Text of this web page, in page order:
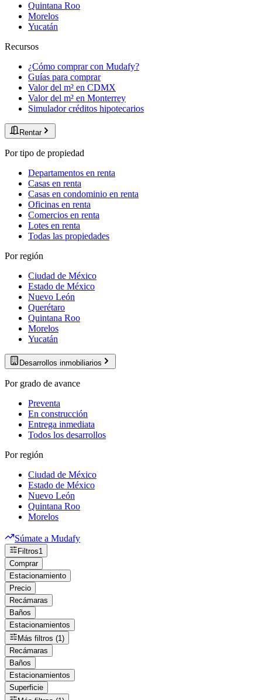
Quintana Roo
Morelos
Yucatán
Recursos
¿Cómo comprar con Mudafy?
Guías para comprar
Valor del m² en CDMX
Valor del m² en Monterrey
Simulador créditos hipotecarios
Rentar
Por tipo de propiedad
Departamentos en renta
Casas en renta
Casas en condominio en renta
Oficinas en renta
Comercios en renta
Lotes en renta
Todas las propiedades
Por región
Ciudad de México
Estado de México
Nuevo León
Querétaro
Quintana Roo
Morelos
Yucatán
Desarrollos inmobiliarios
Por grado de avance
Preventa
En construcción
Entrega inmediata
Todos los desarrollos
Por región
Ciudad de México
Estado de México
Nuevo León
Quintana Roo
Morelos
Súmate a Mudafy
Filtros1
Comprar
Estacionamiento
Precio
Recámaras
Baños
Estacionamientos
Más filtros (1)
Recámaras
Baños
Estacionamientos
Superficie